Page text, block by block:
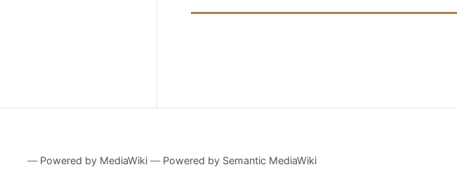
― Powered by MediaWiki ― Powered by Semantic MediaWiki